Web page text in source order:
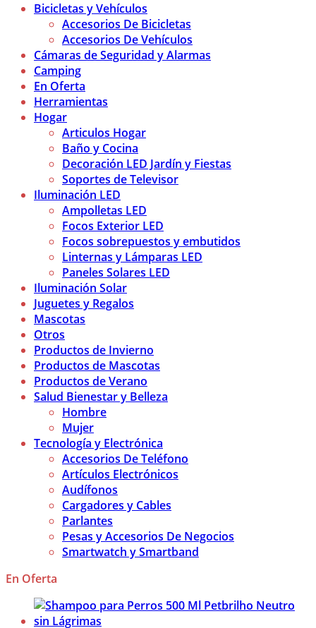
Bicicletas y Vehículos
Accesorios De Bicicletas
Accesorios De Vehículos
Cámaras de Seguridad y Alarmas
Camping
En Oferta
Herramientas
Hogar
Articulos Hogar
Baño y Cocina
Decoración LED Jardín y Fiestas
Soportes de Televisor
Iluminación LED
Ampolletas LED
Focos Exterior LED
Focos sobrepuestos y embutidos
Linternas y Lámparas LED
Paneles Solares LED
Iluminación Solar
Juguetes y Regalos
Mascotas
Otros
Productos de Invierno
Productos de Mascotas
Productos de Verano
Salud Bienestar y Belleza
Hombre
Mujer
Tecnología y Electrónica
Accesorios De Teléfono
Artículos Electrónicos
Audífonos
Cargadores y Cables
Parlantes
Pesas y Accesorios De Negocios
Smartwatch y Smartband
En Oferta